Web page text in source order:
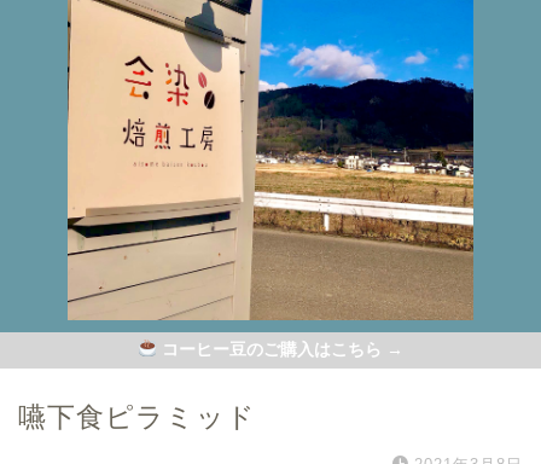
コーヒー豆のご購入はこちら →
嚥下食ピラミッド